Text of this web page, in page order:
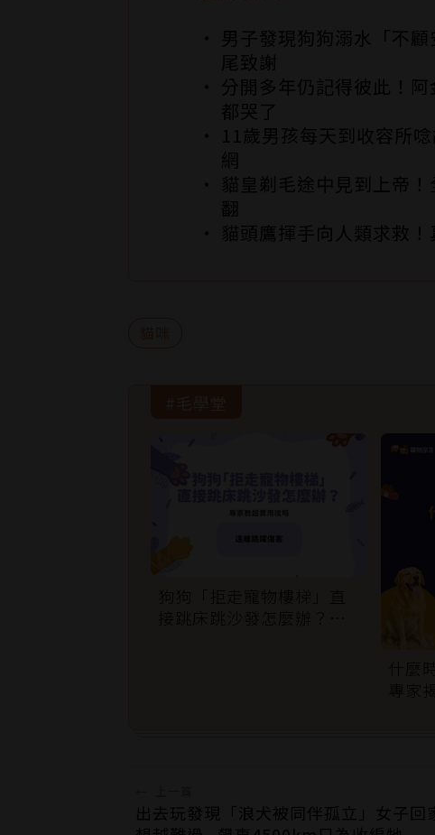
男子發現狗狗溺水「不
尾致謝
分開多年仍記得彼此！
都哭了
11歲男孩每天到收容所
網
貓皇剃毛途中見到上帝
翻
貓頭鷹揮手向人類求救
狗狗「拒走寵物樓梯」直
接跳床跳沙發怎麼辦？專
什麼
專家
出去玩發現「浪犬被同伴孤立」女子回